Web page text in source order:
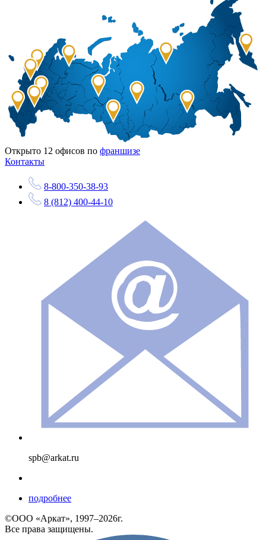
Открыто 12 офисов по франшизе
Контакты
8-800-350-38-93
8 (812) 400-44-10
spb@arkat.ru
подробнее
©ООО «Аркат», 1997–2026г.
Все права защищены.